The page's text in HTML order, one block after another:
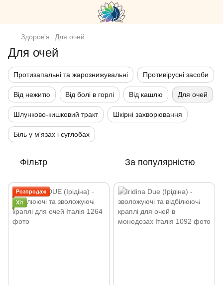
Здоров'я Для очей
Для очей
Протизапальні та жарознижувальні Противірусні засоби
Від нежитю Від болі в горлі Від кашлю Для очей
Шлунково-кишковий тракт Шкірні захворювання
Біль у м'язах і суглобах
Фільтр За популярністю
Розпродаж
Хіт